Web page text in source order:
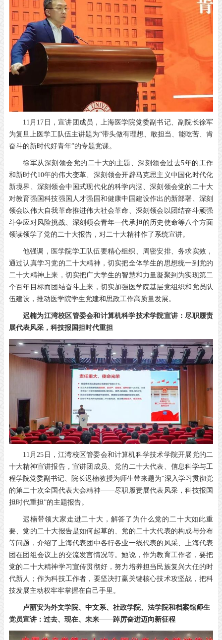
11月17日，宣讲团成员，上海医学院党委副书记、副院长徐军
为复旦上医学工队伍主讲题为“带头做有理想、敢担当、能吃苦、肯
奋斗的新时代好青年”的专题党课。
徐军从深刻领会党的二十大的主题、深刻领会过去5年的工作
和新时代10年的伟大变革、深刻领会开辟马克思主义中国化时代化
新境界、深刻领会中国式现代化的科学内涵、深刻领会党的二十大
对教育强国科技强国人才强国和健康中国建设作出的新部署、深刻
领会以伟大自我革命推进伟大社会革命、深刻领会以团结奋斗顽强
斗争应对风险挑战、深刻领会青年一代承担的历史使命等八个方面
领读领学了党的二十大报告，对二十大精神作了系统宣讲。
他强调，医学院学工队伍要精心组织、周密安排、务求实效，
通过认真学习党的二十大精神，切实把全体学生的思想统一到党的
二十大精神上来，切实把广大学生的智慧和力量凝聚到为实现第二
个百年目标而团结奋斗上来，切实加强医学院基层党组织和党员队
伍建设，推动医学院学生党建和思政工作高质量发展。
迟楠为江湾校区管委会和计算机科学技术学院宣讲：尽职履责
展代表风采，科技报国担时代重担
11月25日，江湾校区管委会和计算机科学技术学院开展党的二
十大精神宣讲报告，宣讲团成员、党的二十大代表、信息科学与工
程学院党委副书记、院长迟楠教授为师生带来题为“深入学习贯彻党
的第二十次全国代表大会精神——尽职履责展代表风采，科技报国
担时代重担”的主题报告。
迟楠带领大家走进二十大，解答了为什么党的二十大如此重
要、党的二十大报告是如何起草的、党的二十大代表的构成与分布
等问题，介绍了上海代表团中各行各业一线代表的风采、上海代表
团在团组会议上的交流发言情况等。她说，作为教育工作者，要把
党的二十大精神学习宣传贯彻好，努力培养担当民族复兴大任的时
代新人；作为科技工作者，要坚决打赢关键核心技术攻坚战，把科
技发展主动权牢牢掌握在自己手里。
卢丽安为外文学院、中文系、社政学院、法学院和档案馆师生
党员宣讲：过去、现在、未来——踔厉奋进迈向新征程